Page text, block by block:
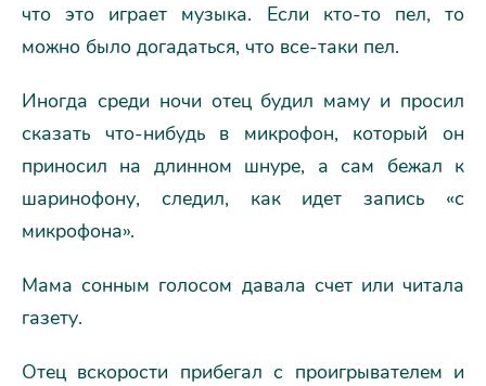
что это играет музыка. Если кто-то пел, то
можно было догадаться, что все-таки пел.
Иногда среди ночи отец будил маму и просил
сказать что-нибудь в микрофон, который он
приносил на длинном шнуре, а сам бежал к
шаринофону, следил, как идет запись «с
микрофона».
Мама сонным голосом давала счет или читала
газету.
Отец вскорости прибегал с проигрывателем и